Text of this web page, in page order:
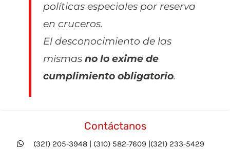
políticas especiales por reserva
en cruceros.
El desconocimiento de las
mismas no lo exime de
cumplimiento obligatorio.
Contáctanos
(321) 205-3948 | (310) 582-7609 |(321) 233-5429